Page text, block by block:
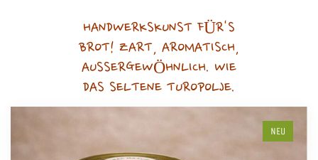
HANDWERKSKUNST FÜR'S
BROT! ZART, AROMATISCH,
AUSSERGEWÖHNLICH. WIE
DAS SELTENE TUROPOLJE.
NEU